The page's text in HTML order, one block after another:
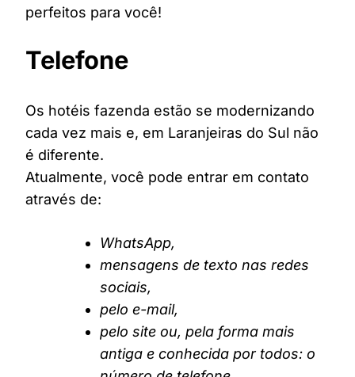
perfeitos para você!
Telefone
Os hotéis fazenda estão se modernizando
cada vez mais e, em Laranjeiras do Sul não
é diferente.
Atualmente, você pode entrar em contato
através de:
WhatsApp,
mensagens de texto nas redes
sociais,
pelo e-mail,
pelo site ou, pela forma mais
antiga e conhecida por todos: o